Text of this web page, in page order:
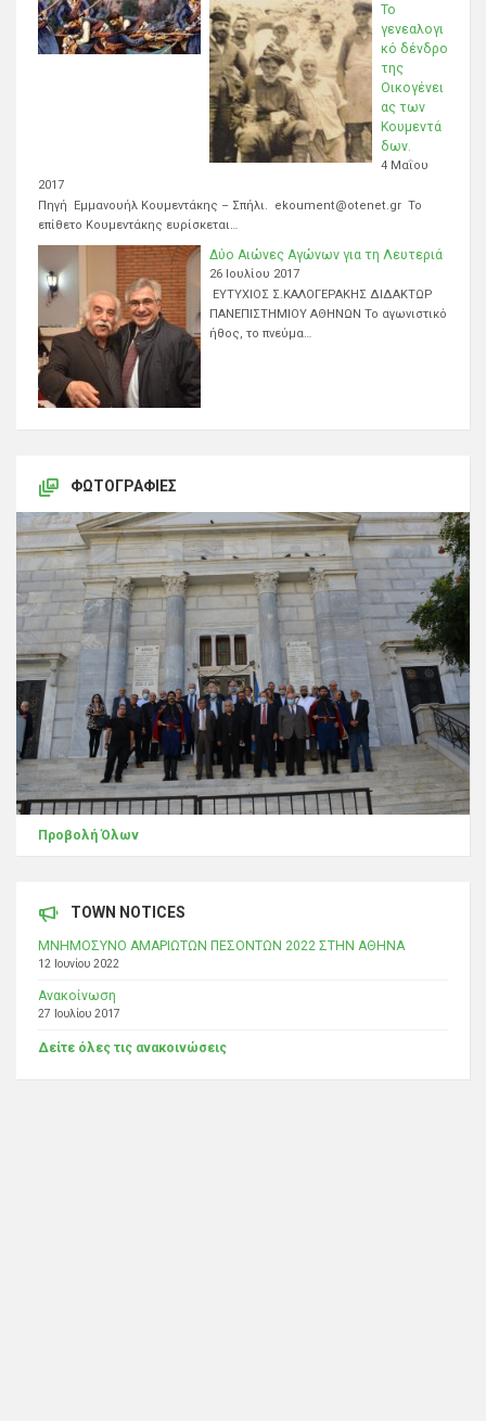
Το
γενεαλογι
κό δένδρο
της
Οικογένει
ας των
Κουμεντά
δων.
4 Μαΐου
2017
Πηγή Εμμανουήλ Κουμεντάκης – Σπήλι. ekoument@otenet.gr Το
επίθετο Κουμεντάκης ευρίσκεται…
Δύο Αιώνες Αγώνων για τη Λευτεριά
26 Ιουλίου 2017
ΕΥΤΥΧΙΟΣ Σ.ΚΑΛΟΓΕΡΑΚΗΣ ΔΙΔΑΚΤΩΡ
ΠΑΝΕΠΙΣΤΗΜΙΟΥ ΑΘΗΝΩΝ Το αγωνιστικό
ήθος, το πνεύμα…
ΦΩΤΟΓΡΑΦΊΕΣ
Προβολή Όλων
TOWN NOTICES
ΜΝΗΜΟΣΥΝΟ ΑΜΑΡΙΩΤΩΝ ΠΕΣΟΝΤΩΝ 2022 ΣΤΗΝ ΑΘΗΝΑ
12 Ιουνίου 2022
Ανακοίνωση
27 Ιουλίου 2017
Δείτε όλες τις ανακοινώσεις